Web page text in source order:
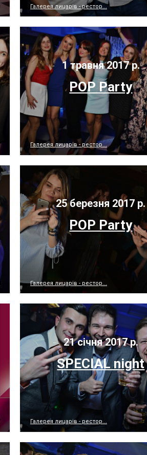
Галерея лицарів - рестор...
1 травня 2017 р.
POP Party
Галерея лицарів - рестор...
25 березня 2017 р.
POP Party
Галерея лицарів - рестор...
21 січня 2017 р.
SPECIAL night
Галерея лицарів - рестор...